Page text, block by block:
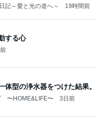
記～愛と光の道へ～ 19時間前
する心
体型の浄水器をつけた結果。
〜HOME&LIFE〜 3日前